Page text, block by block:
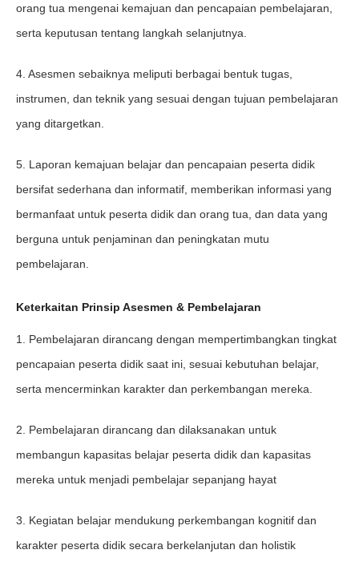
orang tua mengenai kemajuan dan pencapaian pembelajaran,
serta keputusan tentang langkah selanjutnya.
4. Asesmen sebaiknya meliputi berbagai bentuk tugas,
instrumen, dan teknik yang sesuai dengan tujuan pembelajaran
yang ditargetkan.
5. Laporan kemajuan belajar dan pencapaian peserta didik
bersifat sederhana dan informatif, memberikan informasi yang
bermanfaat untuk peserta didik dan orang tua, dan data yang
berguna untuk penjaminan dan peningkatan mutu
pembelajaran.
Keterkaitan Prinsip Asesmen & Pembelajaran
1. Pembelajaran dirancang dengan mempertimbangkan tingkat
pencapaian peserta didik saat ini, sesuai kebutuhan belajar,
serta mencerminkan karakter dan perkembangan mereka.
2. Pembelajaran dirancang dan dilaksanakan untuk
membangun kapasitas belajar peserta didik dan kapasitas
mereka untuk menjadi pembelajar sepanjang hayat
3. Kegiatan belajar mendukung perkembangan kognitif dan
karakter peserta didik secara berkelanjutan dan holistik